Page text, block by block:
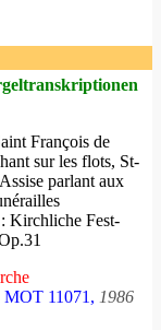
François de
sur les flots, St-
parlant aux
: Kirchliche Fest-
MOT 11071, 1986